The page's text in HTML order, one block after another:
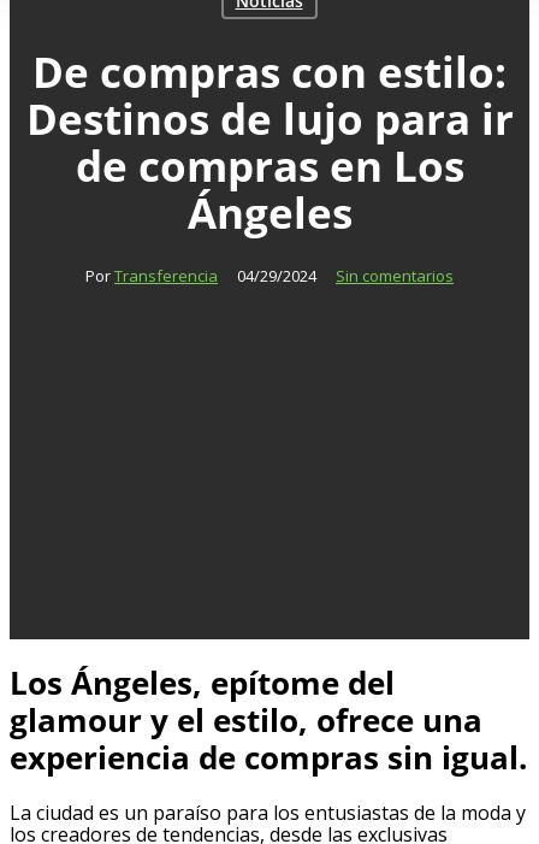
De compras con estilo:
Destinos de lujo para ir
de compras en Los
Ángeles
PorTransferencia 04/29/2024 Sin comentarios
Los Ángeles, epítome del
glamour y el estilo, ofrece una
experiencia de compras sin igual.
La ciudad es un paraíso para los entusiastas de la moda y
los creadores de tendencias, desde las exclusivas